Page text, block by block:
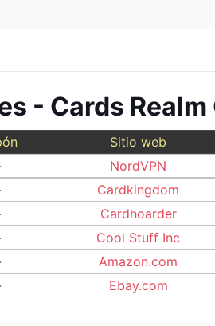
- Cards Realm
Sitio web
NordVPN
Cardkingdom
Cardhoarder
Cool Stuff Inc
Amazon.com
Ebay.com